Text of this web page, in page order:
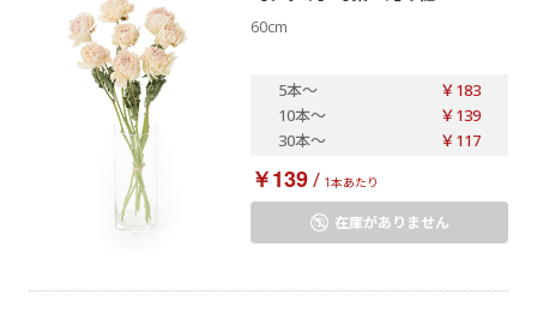
60cm
5本～
￥183
10本～
￥139
30本～ ￥117
￥139/ 1本あたり
在庫がありません